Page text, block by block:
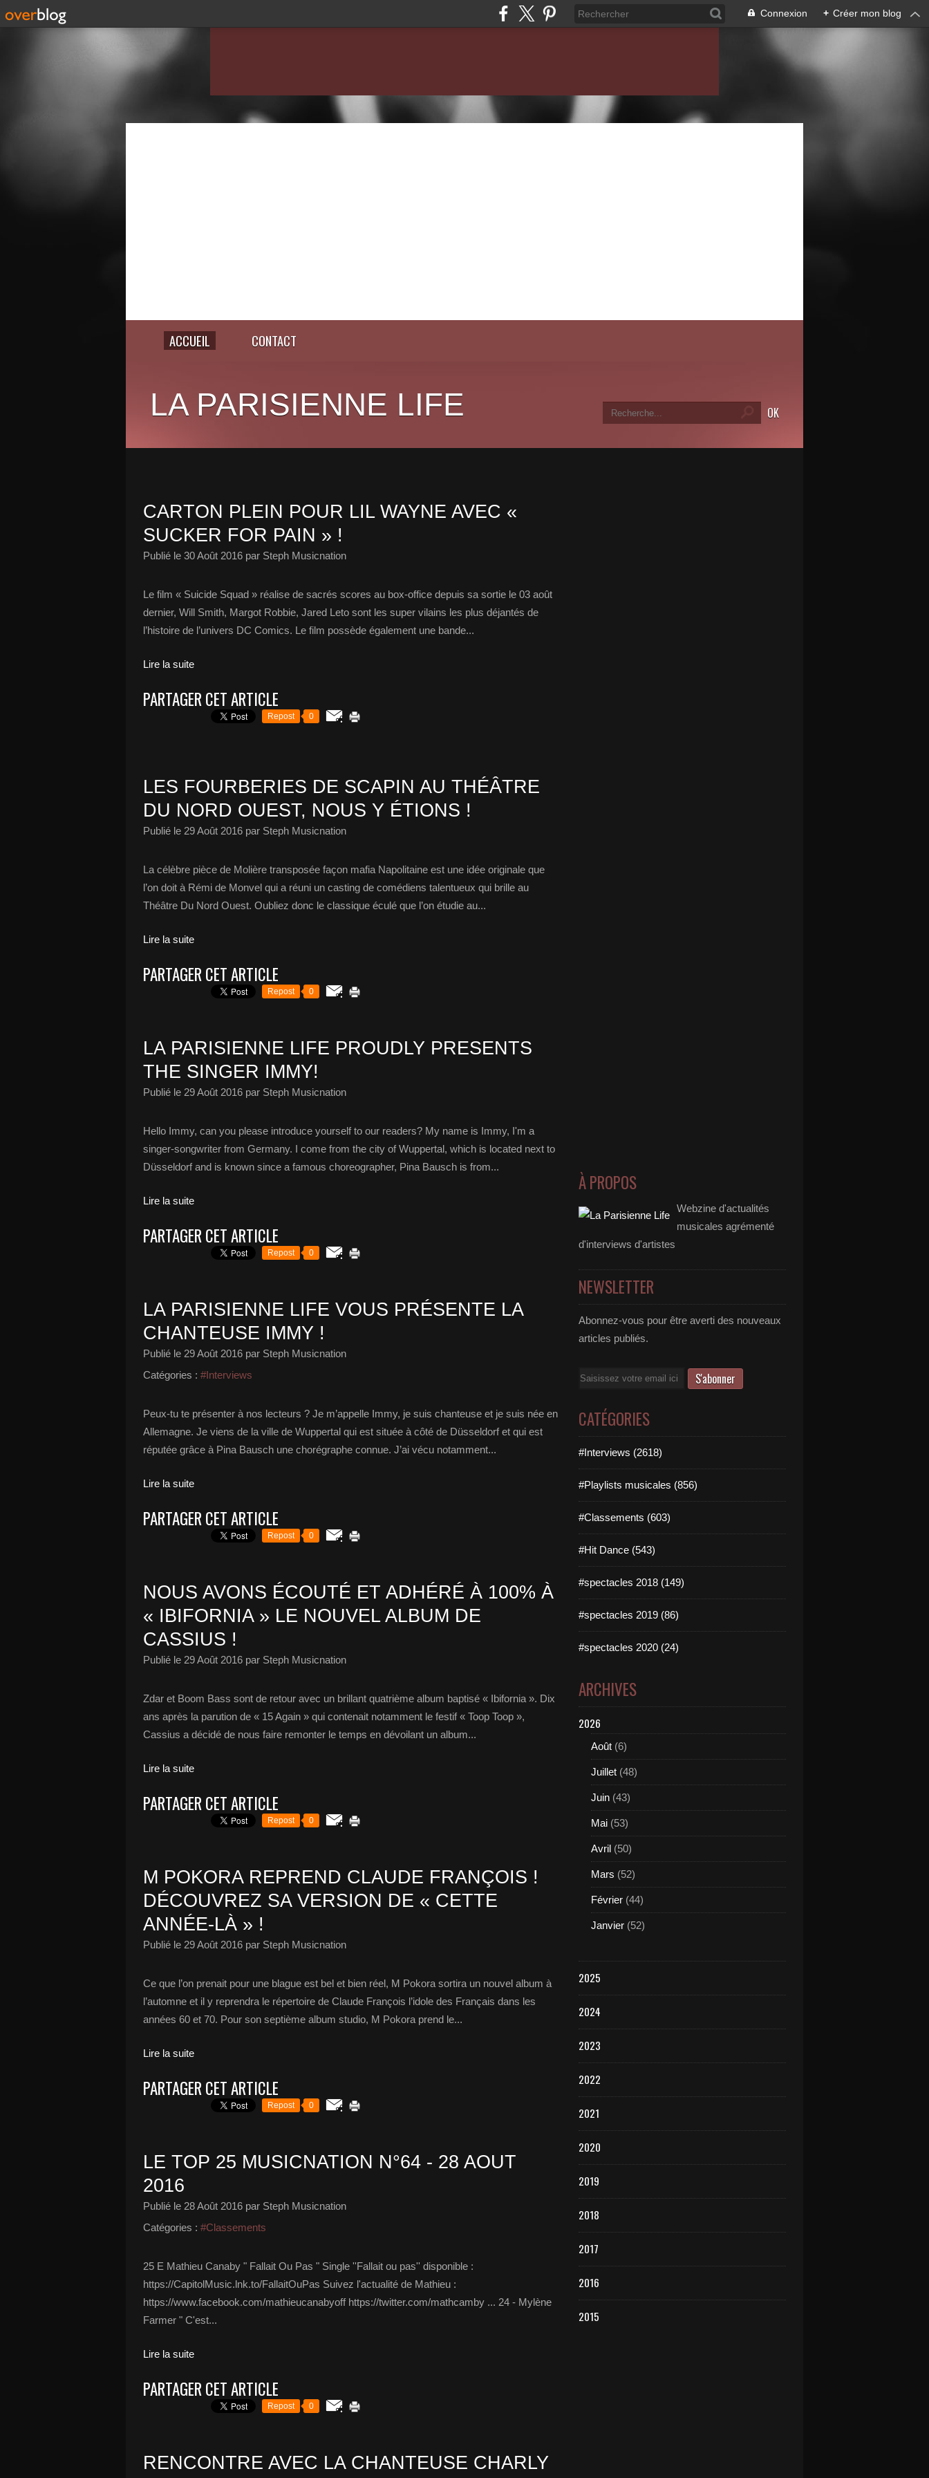
Connexion + Créer mon blog
ACCUEIL CONTACT
LA PARISIENNE LIFE
CARTON PLEIN POUR LIL WAYNE AVEC «
SUCKER FOR PAIN » !
Publié le 30 Août 2016 par Steph Musicnation
Le film « Suicide Squad » réalise de sacrés scores au box-office depuis sa sortie le 03 août
dernier, Will Smith, Margot Robbie, Jared Leto sont les super vilains les plus déjantés de
l’histoire de l’univers DC Comics. Le film possède également une bande...
Lire la suite
PARTAGER CET ARTICLE
Repost 0
LES FOURBERIES DE SCAPIN AU THÉÂTRE
DU NORD OUEST, NOUS Y ÉTIONS !
Publié le 29 Août 2016 par Steph Musicnation
La célèbre pièce de Molière transposée façon mafia Napolitaine est une idée originale que
l’on doit à Rémi de Monvel qui a réuni un casting de comédiens talentueux qui brille au
Théâtre Du Nord Ouest. Oubliez donc le classique éculé que l’on étudie au...
Lire la suite
PARTAGER CET ARTICLE
Repost 0
LA PARISIENNE LIFE PROUDLY PRESENTS
THE SINGER IMMY!
Publié le 29 Août 2016 par Steph Musicnation
Hello Immy, can you please introduce yourself to our readers? My name is Immy, I'm a
singer-songwriter from Germany. I come from the city of Wuppertal, which is located next to
Düsseldorf and is known since a famous choreographer, Pina Bausch is from...
Lire la suite
PARTAGER CET ARTICLE
Repost 0
LA PARISIENNE LIFE VOUS PRÉSENTE LA
CHANTEUSE IMMY !
Publié le 29 Août 2016 par Steph Musicnation
Catégories : #Interviews
Peux-tu te présenter à nos lecteurs ? Je m’appelle Immy, je suis chanteuse et je suis née en
Allemagne. Je viens de la ville de Wuppertal qui est située à côté de Düsseldorf et qui est
réputée grâce à Pina Bausch une chorégraphe connue. J’ai vécu notamment...
Lire la suite
PARTAGER CET ARTICLE
Repost 0
NOUS AVONS ÉCOUTÉ ET ADHÉRÉ À 100% À
« IBIFORNIA » LE NOUVEL ALBUM DE
CASSIUS !
Publié le 29 Août 2016 par Steph Musicnation
Zdar et Boom Bass sont de retour avec un brillant quatrième album baptisé « Ibifornia ». Dix
ans après la parution de « 15 Again » qui contenait notamment le festif « Toop Toop »,
Cassius a décidé de nous faire remonter le temps en dévoilant un album...
Lire la suite
PARTAGER CET ARTICLE
Repost 0
M POKORA REPREND CLAUDE FRANÇOIS !
DÉCOUVREZ SA VERSION DE « CETTE
ANNÉE-LÀ » !
Publié le 29 Août 2016 par Steph Musicnation
Ce que l’on prenait pour une blague est bel et bien réel, M Pokora sortira un nouvel album à
l’automne et il y reprendra le répertoire de Claude François l’idole des Français dans les
années 60 et 70. Pour son septième album studio, M Pokora prend le...
Lire la suite
PARTAGER CET ARTICLE
Repost 0
LE TOP 25 MUSICNATION N°64 - 28 AOUT
2016
Publié le 28 Août 2016 par Steph Musicnation
Catégories : #Classements
25 E Mathieu Canaby " Fallait Ou Pas " Single ''Fallait ou pas'' disponible :
https://CapitolMusic.lnk.to/FallaitOuPas Suivez l'actualité de Mathieu :
https://www.facebook.com/mathieucanabyoff https://twitter.com/mathcamby ... 24 - Mylène
Farmer " C'est...
Lire la suite
PARTAGER CET ARTICLE
Repost 0
RENCONTRE AVEC LA CHANTEUSE CHARLY
À PROPOS
Webzine d'actualités
musicales agrémenté
d'interviews d'artistes
NEWSLETTER
Abonnez-vous pour être averti des nouveaux
articles publiés.
Email
CATÉGORIES
#Interviews (2618)
#Playlists musicales (856)
#Classements (603)
#Hit Dance (543)
#spectacles 2018 (149)
#spectacles 2019 (86)
#spectacles 2020 (24)
ARCHIVES
2026
Août (6)
Juillet (48)
Juin (43)
Mai (53)
Avril (50)
Mars (52)
Février (44)
Janvier (52)
2025
2024
2023
2022
2021
2020
2019
2018
2017
2016
2015